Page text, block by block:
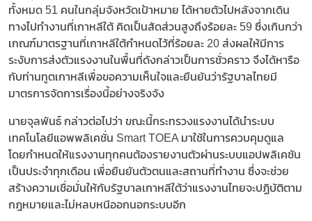
ทั้งหมด 51 คนในกลุ่มจังหวัดเป้าหมาย ได้หายตัวไปหลังจากเดิน
ทางไปทำงานที่เกาหลีใต้ คิดเป็นสัดส่วนสูงถึงร้อยละ 59 ซึ่งเกินกว่า
เกณฑ์มาตรฐานที่เกาหลีใต้กำหนดไว้ที่ร้อยละ 20 ส่งผลให้มีการ
ระงับการส่งตัวแรงงานในพื้นที่ดังกล่าวเป็นการชั่วคราว จึงได้หารือ
กับท่านทูตเกาหลีเพื่อขอความเห็นใจและยืนยันว่ารัฐบาลไทยมี
มาตรการจัดการเรื่องนี้อย่างจริงจัง
นายจุลพันธ์ กล่าวต่อไปว่า ขณะนี้กระทรวงแรงงานได้นำระบบ
เทคโนโลยีแอพพลิเคชั่น Smart TOEA มาใช้ในการควบคุมดูแล
โดยกำหนดให้แรงงานทุกคนต้องรายงานตัวผ่านระบบแอปพลิเคชัน
เป็นประจำทุกเดือน เพื่อยืนยันตัวตนและสถานที่ทำงาน ซึ่งจะช่วย
สร้างความเชื่อมั่นให้กับรัฐบาลเกาหลีใต้ว่าแรงงานไทยจะปฏิบัติตาม
กฎหมายและไม่หลบหนีออกนอกระบบอีก